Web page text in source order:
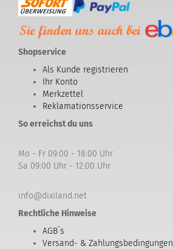
Shopservice
Als Kunde registrieren
Ihr Konto
Merkzettel
Reklamationsservice
So erreichst du uns
Mo - Fr 09:00 - 18:00 Uhr
Sa 09:00 Uhr - 12:00 Uhr
info@dixiland.net
Rechtliche Hinweise
AGB`s
Versand- & Zahlungsbedingungen